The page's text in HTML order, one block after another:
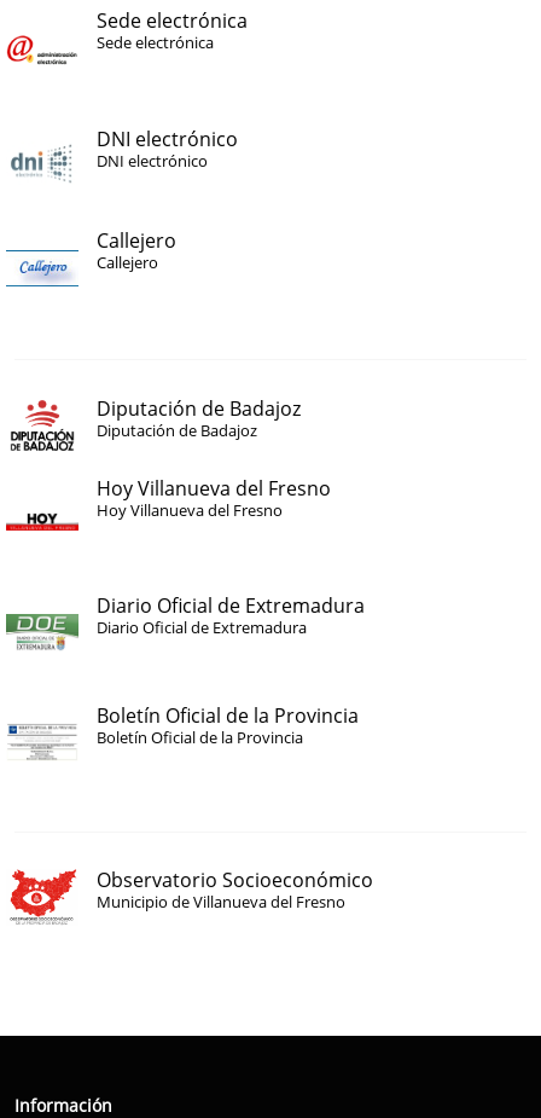
Sede electrónica
Sede electrónica
DNI electrónico
DNI electrónico
Callejero
Callejero
Diputación de Badajoz
Diputación de Badajoz
Hoy Villanueva del Fresno
Hoy Villanueva del Fresno
Diario Oficial de Extremadura
Diario Oficial de Extremadura
Boletín Oficial de la Provincia
Boletín Oficial de la Provincia
Observatorio Socioeconómico
Municipio de Villanueva del Fresno
Información